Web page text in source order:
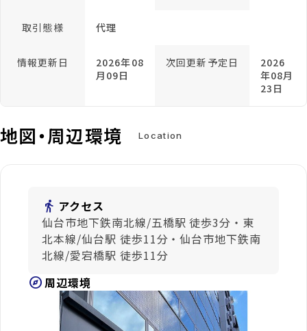
取引態様 代理
情報更新日
2026年08
月09日
次回更新予定日
2026
年08月
23日
地図・周辺環境 Location
directions_walk アクセス
仙台市地下鉄南北線/五橋駅 徒歩3分・東
北本線/仙台駅 徒歩11分・仙台市地下鉄南
北線/愛宕橋駅 徒歩11分
explore周辺環境